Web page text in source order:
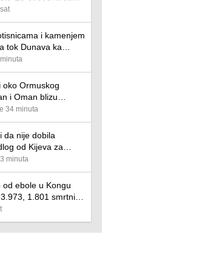
na Španiju nije
koordinira
i kamenjem
tok Dunava ka
Černavoda
oko Ormuskog
i Oman blizu
34 minuta
da nije dobila
od Kijeva za
minuta
od ebole u Kongu
1.801 smrtni